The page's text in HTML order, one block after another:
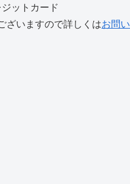
ットカード
ざいますので詳しくはお問い